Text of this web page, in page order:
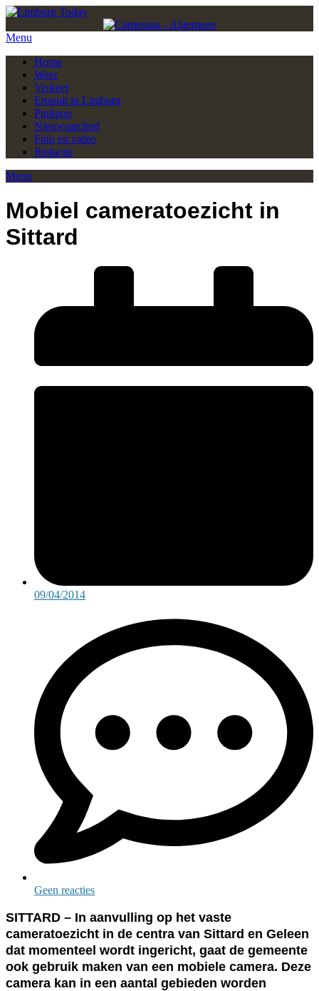
Menu
Home
Weer
Verkeer
Eropuit in Limburg
Pinkpop
Nieuwsarchief
Foto en video
Redactie
Menu
Mobiel cameratoezicht in
Sittard
09/04/2014
Geen reacties
SITTARD – In aanvulling op het vaste
cameratoezicht in de centra van Sittard en Geleen
dat momenteel wordt ingericht, gaat de gemeente
ook gebruik maken van een mobiele camera. Deze
camera kan in een aantal gebieden worden